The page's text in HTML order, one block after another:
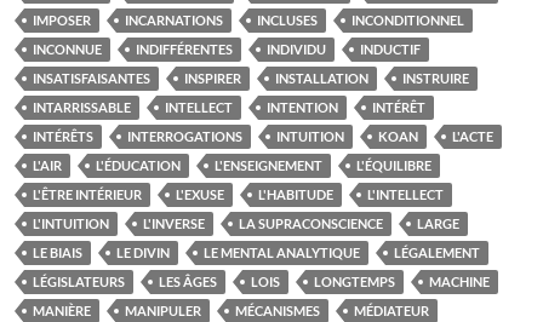
IMPOSER
INCARNATIONS INCLUSES
INCONDITIONNEL
INCONNUE
INDIFFÉRENTES INDIVIDU
INDUCTIF
INSATISFAISANTES
INSPIRER INSTALLATION
INSTRUIRE
INTARRISSABLE
INTELLECT INTENTION
INTÉRÊT
INTÉRÊTS
INTERROGATIONS INTUITION KOAN
L'ACTE
L'AIR
L'ÉDUCATION L'ENSEIGNEMENT
L'ÉQUILIBRE
L'ÊTRE INTÉRIEUR
L'EXUSE L'HABITUDE
L'INTELLECT
L'INTUITION
L'INVERSE LA SUPRACONSCIENCE
LARGE
LE BIAIS
LE DIVIN LE MENTAL ANALYTIQUE
LÉGALEMENT
LÉGISLATEURS
LES ÂGES LOIS LONGTEMPS
MACHINE
MANIÈRE
MANIPULER MÉCANISMES
MÉDIATEUR